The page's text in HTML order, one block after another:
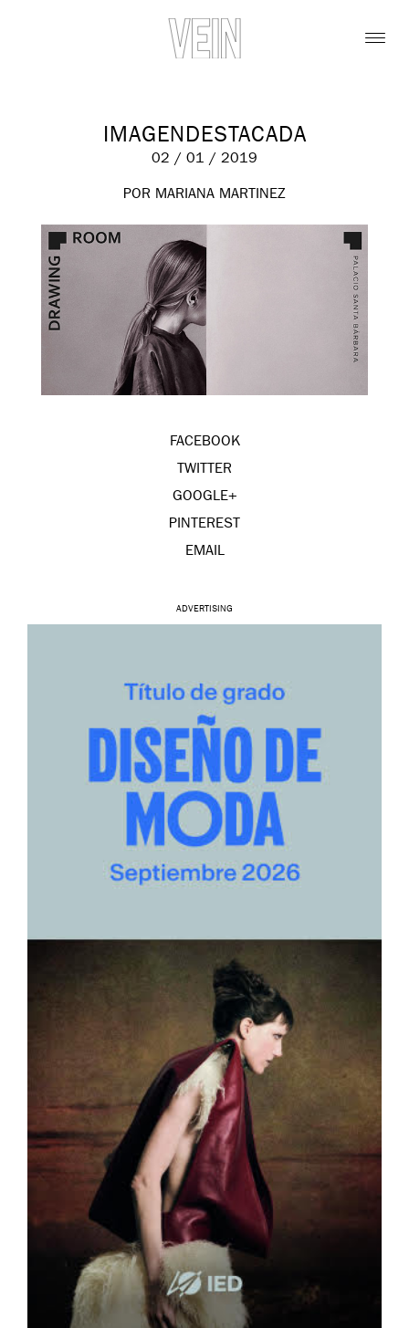
IMAGENDESTACADA
02 / 01 / 2019
POR MARIANA MARTINEZ
FACEBOOK
TWITTER
GOOGLE+
PINTEREST
EMAIL
ADVERTISING